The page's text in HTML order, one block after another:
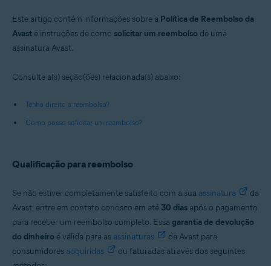
Este artigo contém informações sobre a Política de Reembolso da
Avast e instruções de como solicitar um reembolso de uma
assinatura Avast.
Consulte a(s) seção(ões) relacionada(s) abaixo:
Tenho direito a reembolso?
Como posso solicitar um reembolso?
Qualificação para reembolso
Se não estiver completamente satisfeito com a sua assinatura
da
Avast, entre em contato conosco em até 30 dias após o pagamento
para receber um reembolso completo. Essa garantia de devolução
do dinheiro é válida para as assinaturas
da Avast para
consumidores adquiridas
ou faturadas através dos seguintes